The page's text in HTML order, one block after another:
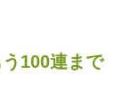
100連まで